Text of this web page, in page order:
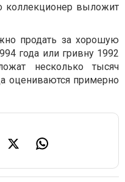
коллекционер выложит
продать за хорошую
года или гривну 1992
несколько тысяч
оцениваются примерно